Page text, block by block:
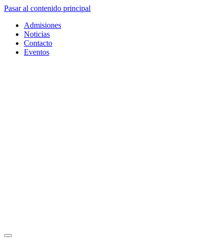
Pasar al contenido principal
Admisiones
Noticias
Contacto
Eventos